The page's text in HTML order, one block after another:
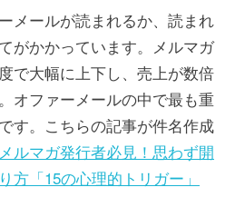
メールが読まれるか、読まれ
がかかっています。メルマガ
で大幅に上下し、売上が数倍
オファーメールの中で最も重
す。こちらの記事が件名作成
メルマガ発行者必見！思わず開
方「15の心理的トリガー」